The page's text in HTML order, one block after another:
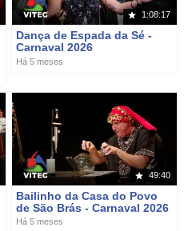
1:08:17
Dança de Espada da Sé -
Carnaval 2026
Há 5 meses
49:40
Bailinho da Casa do Povo
de São Brás - Carnaval 2026
Há 5 meses